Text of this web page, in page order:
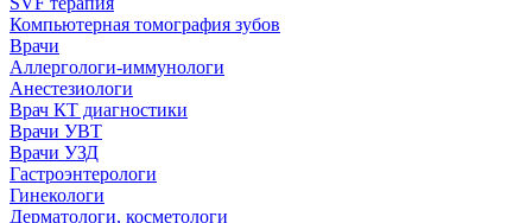
Компьютерная томография зубов
Врачи
Аллергологи-иммунологи
Анестезиологи
Врач КТ диагностики
Врачи УВТ
Врачи УЗД
Гастроэнтерологи
Гинекологи
Дерматологи, косметологи